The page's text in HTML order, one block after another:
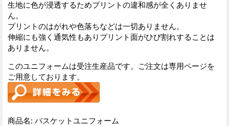
生地に色が浸透するためプリントの違和感が全くありませ
ん。
プリントのはがれや色落ちなどは一切ありません。
伸縮にも強く通気性もありプリント面がひび割れすることは
ありません。
このユニフォームは受注生産品です。ご注文は専用ページを
ご用意しております。
商品名: バスケットユニフォーム